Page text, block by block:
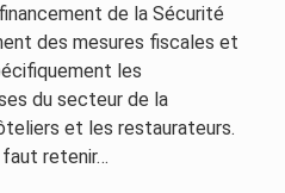
de la Sécurité
des mesures fiscales et
les
du secteur de la
et les restaurateurs.
faut retenir…